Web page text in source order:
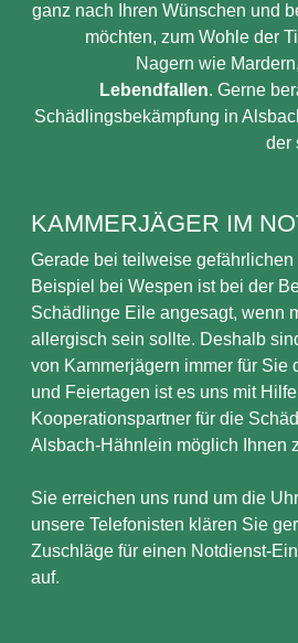
ganz nach Ihren Wünschen und
möchten, zum Wohle der
Nagern wie
Lebendfallen. Gerne
Schädlingsbekämpfung in
der
KAMMERJÄGER IM
Gerade bei teilweise
Beispiel bei Wespen ist bei der
Schädlinge Eile angesagt, wenn
allergisch sein sollte. Deshalb
von Kammerjägern immer für Sie
und Feiertagen ist es uns mit
Kooperationspartner für die
Alsbach-Hähnlein möglich Ihnen
Sie erreichen uns rund um die
unsere Telefonisten klären Sie
Zuschläge für einen Notdienst-
auf.